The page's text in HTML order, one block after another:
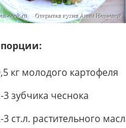
кг молодого картофеля
3 зубчика чеснока
3 ст.л. растительного